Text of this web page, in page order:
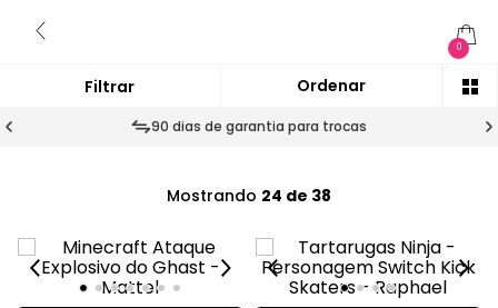
0
90 dias de garantia para trocas
Mostrando 24 de 38